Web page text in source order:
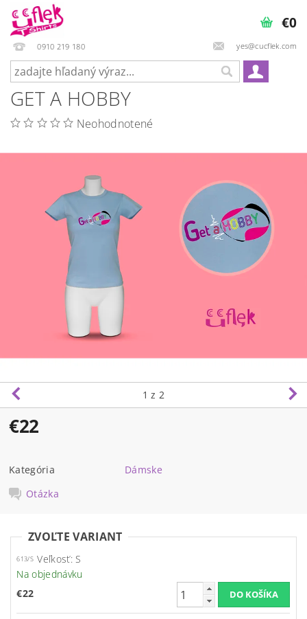
0910 219 180 yes@cucflek.com
€0
GET A HOBBY
Neohodnotené
1 z 2
€22
Kategória
Dámske
Otázka
ZVOĽTE VARIANT
613/S Veľkosť: S
Na objednávku
€22